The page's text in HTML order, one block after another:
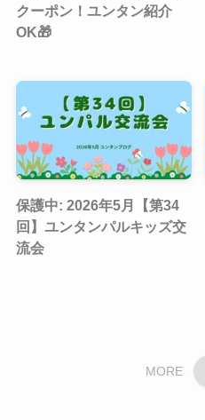
クーポン！ユンタン紹介
OK🎁
保護中: 2026年5月【第34
回】ユンタンパルキッズ交
流会
MORE